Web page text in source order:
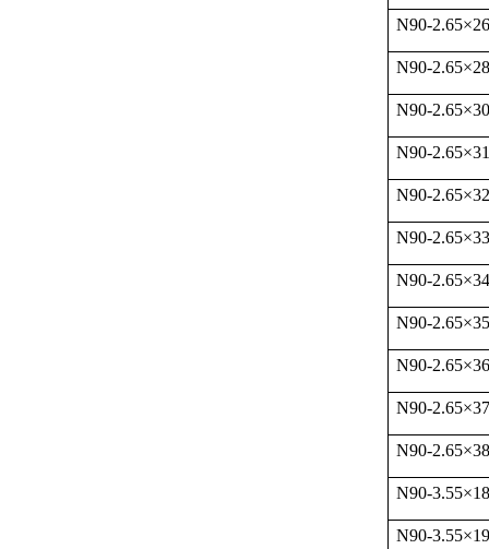
N90-2.65×
N90-2.65×28
N90-2.65×30
N90-2.65×
N90-2.65×
N90-2.65×
N90-2.65×
N90-2.65×
N90-2.65×
N90-2.65×
N90-2.65×
N90-3.55×18
N90-3.55×19